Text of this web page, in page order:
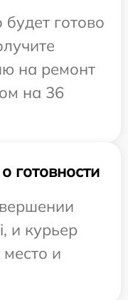
будет готово
на ремонт
на 36
готовности
и курьер
и